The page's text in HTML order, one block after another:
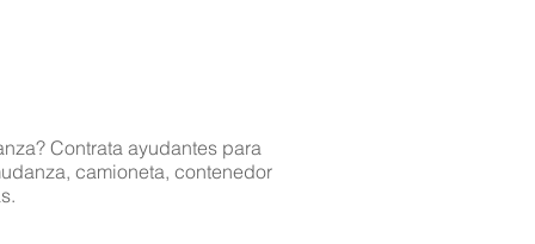
Contrata ayudantes para
camioneta, contenedor